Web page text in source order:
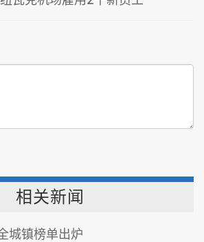
相关新闻
城镇榜单出炉